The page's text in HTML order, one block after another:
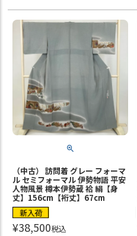
（中古） 訪問着 グレー フォーマ
ル セミフォーマル 伊勢物語 平安
人物風景 樽本伊勢蔵 袷 絹【身
丈】156cm【裄丈】67cm
新入荷
¥38,500税込